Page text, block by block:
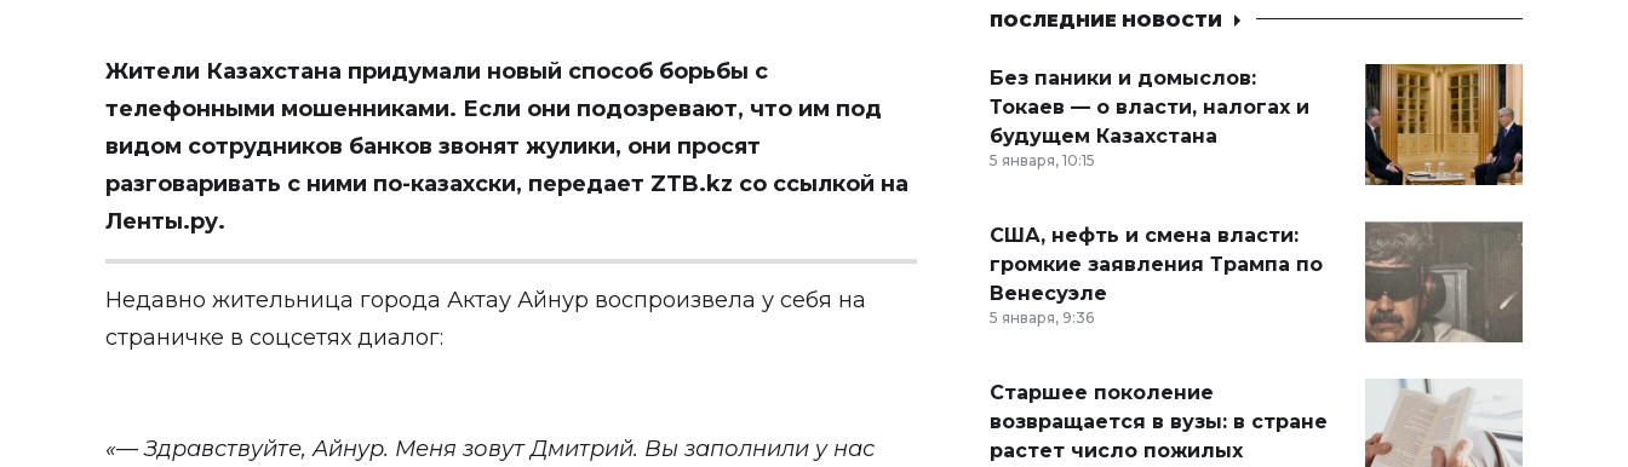
Жители Казахстана придумали новый способ борьбы с
телефонными мошенниками. Если они подозревают, что им под
видом сотрудников банков звонят жулики, они просят
разговаривать с ними по-казахски, передает ZTB.kz со ссылкой на
Ленты.ру.
Недавно жительница города Актау Айнур воспроизвела у себя на
страничке в соцсетях диалог:
«— Здравствуйте, Айнур. Меня зовут Дмитрий. Вы заполнили у нас
ПОСЛЕДНИЕ НОВОСТИ
Без паники и домыслов:
Токаев — о власти, налогах и
будущем Казахстана
5 января, 10:15
США, нефть и смена власти:
громкие заявления Трампа по
Венесуэле
5 января, 9:36
Старшее поколение
возвращается в вузы: в стране
растет число пожилых